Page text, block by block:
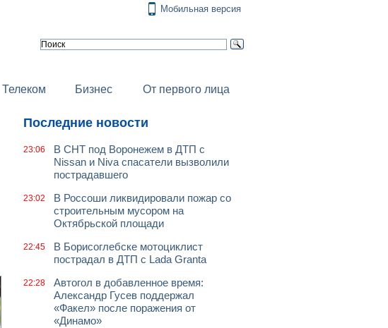
Мобильная версия
Телеком Бизнес От первого лица
Последние новости
23:06
В СНТ под Воронежем в ДТП с
Nissan и Niva спасатели вызволили
пострадавшего
23:02
В Россоши ликвидировали пожар со
строительным мусором на
Октябрьской площади
22:45
В Борисоглебске мотоциклист
пострадал в ДТП с Lada Granta
22:28
Автогол в добавленное время:
Александр Гусев поддержал
«Факел» после поражения от
«Динамо»